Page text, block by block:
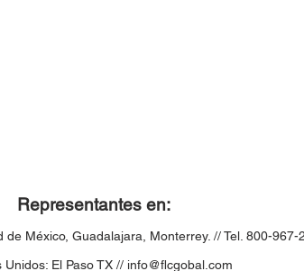
Representantes en:
de México, Guadalajara, Monterrey. // Tel. 800-967-
Unidos: El Paso TX // info@flcgobal.com